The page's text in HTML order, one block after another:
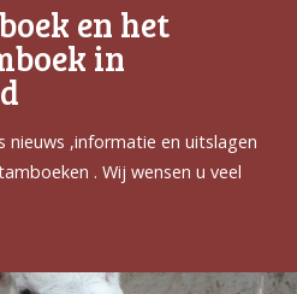
en het
in
nieuws ,informatie en uitslagen
. Wij wensen u veel